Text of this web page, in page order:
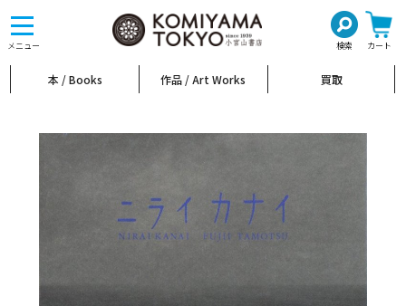
メニュー 検索 カート
toggle
navigation
本 / Books 作品 / Art Works 買取